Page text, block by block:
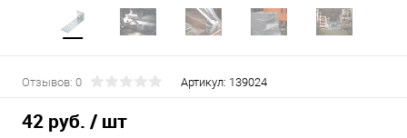
Отзывов: 0 Артикул: 139024
42 руб. / шт